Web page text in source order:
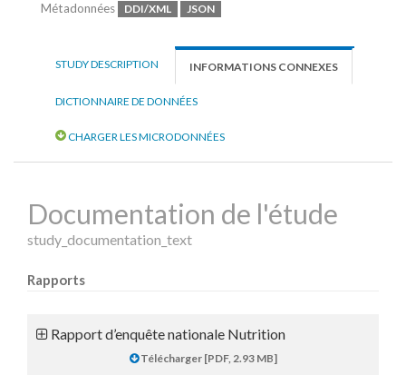
Métadonnées
DDI/XML JSON
STUDY DESCRIPTION INFORMATIONS CONNEXES
DICTIONNAIRE DE DONNÉES
CHARGER LES MICRODONNÉES
Documentation de l'étude
study_documentation_text
Rapports
Rapport d’enquête nationale Nutrition
Télécharger [PDF, 2.93 MB]